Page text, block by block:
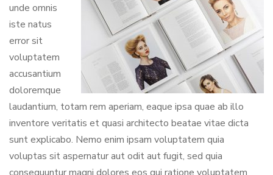
unde omnis
iste natus
error sit
voluptatem
accusantium
doloremque
laudantium, totam rem aperiam, eaque ipsa quae ab illo
inventore veritatis et quasi architecto beatae vitae dicta
sunt explicabo. Nemo enim ipsam voluptatem quia
voluptas sit aspernatur aut odit aut fugit, sed quia